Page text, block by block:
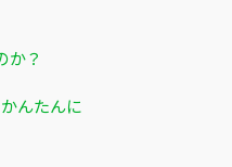
か？
んたんに